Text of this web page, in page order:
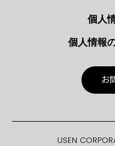
個人
個人情報
お
USEN